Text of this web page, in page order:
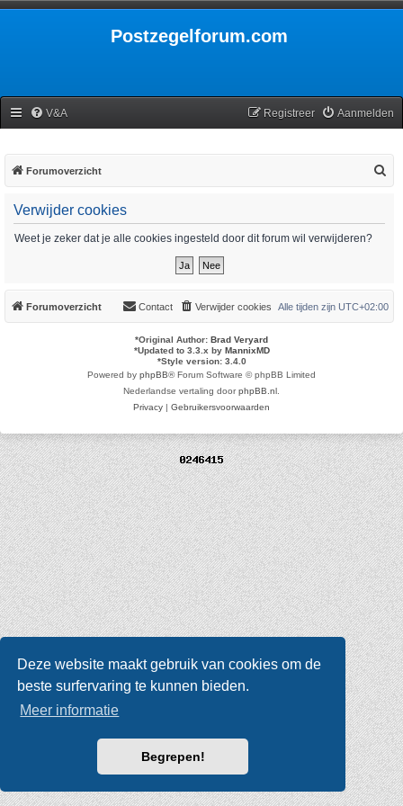
Deze website maakt gebruik van cookies om de
beste surfervaring te kunnen bieden.
Meer informatie
Begrepen!
Postzegelforum.com
V&A Aanmelden
Registreer
Forumoverzicht
Verwijder cookies
Weet je zeker dat je alle cookies ingesteld door dit forum wil verwijderen?
Forumoverzicht Alle tijden zijn UTC+02:00
Verwijder cookies
Contact
*Original Author: Brad Veryard
*Updated to 3.3.x by MannixMD
*Style version: 3.4.0
Powered by phpBB® Forum Software © phpBB Limited
Nederlandse vertaling doorphpBB.nl
Privacy | Gebruikersvoorwaarden